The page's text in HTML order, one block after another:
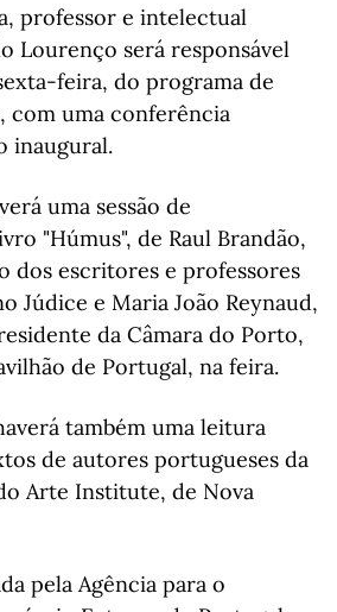
professor e intelectual
Lourenço será responsável
feira, do programa de
com uma conferência
inaugural.
uma sessão de
"Húmus", de Raul Brandão,
dos escritores e professores
Júdice e Maria João Reynaud,
da Câmara do Porto,
de Portugal, na feira.
também uma leitura
de autores portugueses da
Arte Institute, de Nova
pela Agência para o